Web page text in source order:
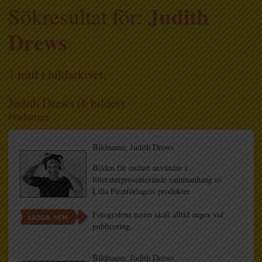
Sökresultat för:Judith
Drews
1 träff i bildarkivet.
Judith Drews (6 bilder)
Författare
LADDA HEM
Bildnamn: Judith Drews
Bilden får endast användas i
litteraturpresenterande sammanhang av
Lilla Piratförlagets produkter.
Fotografens namn skall alltid anges vid
publicering.
Bildnamn: Judith Drews